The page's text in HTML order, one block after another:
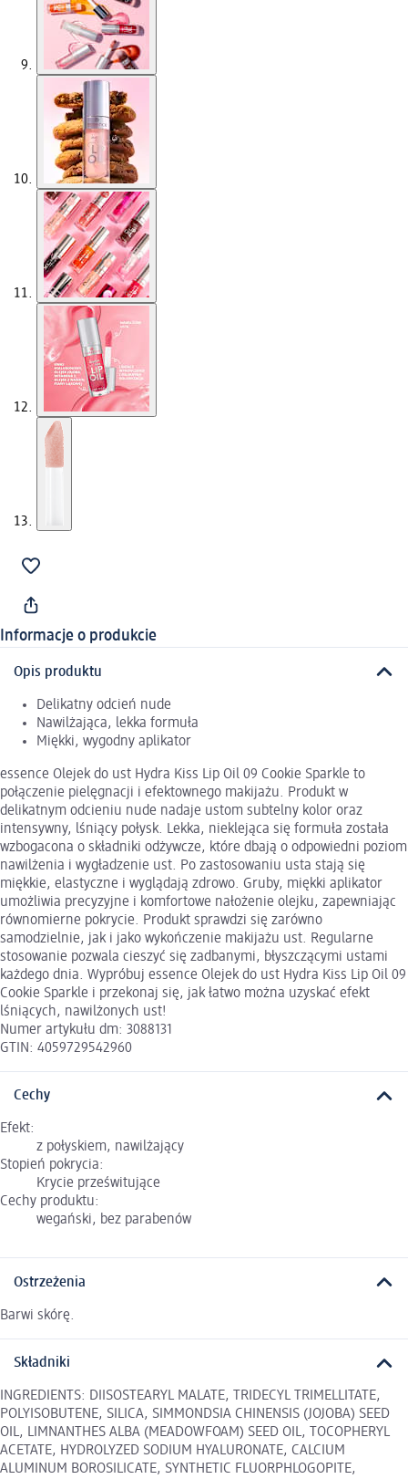
Informacje o produkcie
Opis produktu
Delikatny odcień nude
Nawilżająca, lekka formuła
Miękki, wygodny aplikator
essence Olejek do ust Hydra Kiss Lip Oil 09 Cookie Sparkle to
połączenie pielęgnacji i efektownego makijażu. Produkt w
delikatnym odcieniu nude nadaje ustom subtelny kolor oraz
intensywny, lśniący połysk. Lekka, nieklejąca się formuła została
wzbogacona o składniki odżywcze, które dbają o odpowiedni poziom
nawilżenia i wygładzenie ust. Po zastosowaniu usta stają się
miękkie, elastyczne i wyglądają zdrowo. Gruby, miękki aplikator
umożliwia precyzyjne i komfortowe nałożenie olejku, zapewniając
równomierne pokrycie. Produkt sprawdzi się zarówno
samodzielnie, jak i jako wykończenie makijażu ust. Regularne
stosowanie pozwala cieszyć się zadbanymi, błyszczącymi ustami
każdego dnia. Wypróbuj essence Olejek do ust Hydra Kiss Lip Oil 09
Cookie Sparkle i przekonaj się, jak łatwo można uzyskać efekt
lśniących, nawilżonych ust!
Numer artykułu dm: 3088131
GTIN: 4059729542960
Cechy
Efekt:
z połyskiem, nawilżający
Stopień pokrycia:
Krycie prześwitujące
Cechy produktu:
wegański, bez parabenów
Ostrzeżenia
Barwi skórę.
Składniki
INGREDIENTS: DIISOSTEARYL MALATE, TRIDECYL TRIMELLITATE,
POLYISOBUTENE, SILICA, SIMMONDSIA CHINENSIS (JOJOBA) SEED
OIL, LIMNANTHES ALBA (MEADOWFOAM) SEED OIL, TOCOPHERYL
ACETATE, HYDROLYZED SODIUM HYALURONATE, CALCIUM
ALUMINUM BOROSILICATE, SYNTHETIC FLUORPHLOGOPITE,